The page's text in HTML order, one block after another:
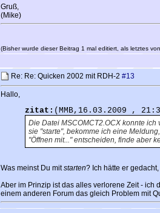
Gruß,
(Mike)
(Bisher wurde dieser Beitrag 1 mal editiert, als letztes
Re: Re: Quicken 2002 mit RDH-2 #13
Hallo,
zitat: (MMB,16.03.2009 ,
Die Datei MSCOMCT2.OCX konnte
sie "starte", bekomme ich eine
"Öffnen mit..." entscheiden, finde aber
Was meinst Du mitstarten? Ich hätte er
Aber im Prinzip ist das alles verlorene Zeit - ich
einem anderen Forum das gleich Problem mit